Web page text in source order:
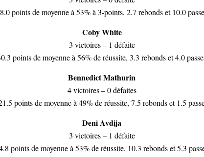
points de moyenne à 53% à 3-points, 2.7 rebonds et 10.0
Coby White
3 victoires – 1 défaite
points de moyenne à 56% de réussite, 3.3 rebonds et 4.0
Bennedict Mathurin
4 victoires – 0 défaites
points de moyenne à 49% de réussite, 7.5 rebonds et 1.5
Deni Avdija
3 victoires – 1 défaite
points de moyenne à 53% de réussite, 10.3 rebonds et 5.3